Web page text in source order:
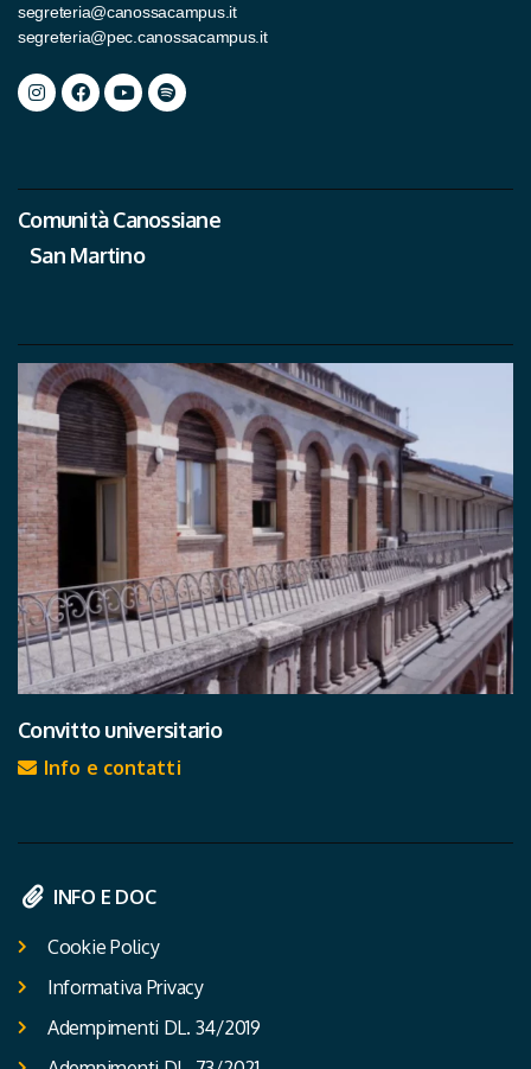
segreteria@canossacampus.it
segreteria@pec.canossacampus.it
Comunità Canossiane
San Martino
Convitto universitario
Info e contatti
INFO E DOC
Cookie Policy
Informativa Privacy
Adempimenti DL. 34/2019